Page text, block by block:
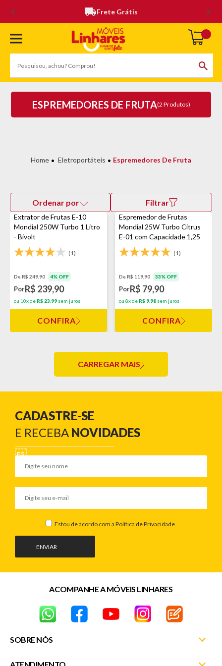
Frete Grátis
ESPREMEDORES DE FRUTA(2 Produtos)
Eletroportáteis Espremedores De Fruta
Ordenar por Filtrar
Extrator de Frutas E-10
Mondial 250W Turbo 1 Litro
- Bivolt
(1)
De R$ 249,90 4% OFF
PorR$ 239,90
ou 10x de R$ 23,99 sem juros
CONFIRA
Espremedor de Frutas
Mondial 25W Turbo Citrus
E-01 com Capacidade 1,25
Litros Branco
(1)
De R$ 119,90 33% OFF
PorR$ 79,90
ou 8x de R$ 9,98 sem juros
CONFIRA
CARREGAR MAIS
CADASTRE-SE
E RECEBA NOVIDADES
ENVIAR
Estou de acordo com a Política de Privacidade
SOBRE NÓS
ATENDIMENTO
ACOMPANHE A MÓVEIS LINHARES